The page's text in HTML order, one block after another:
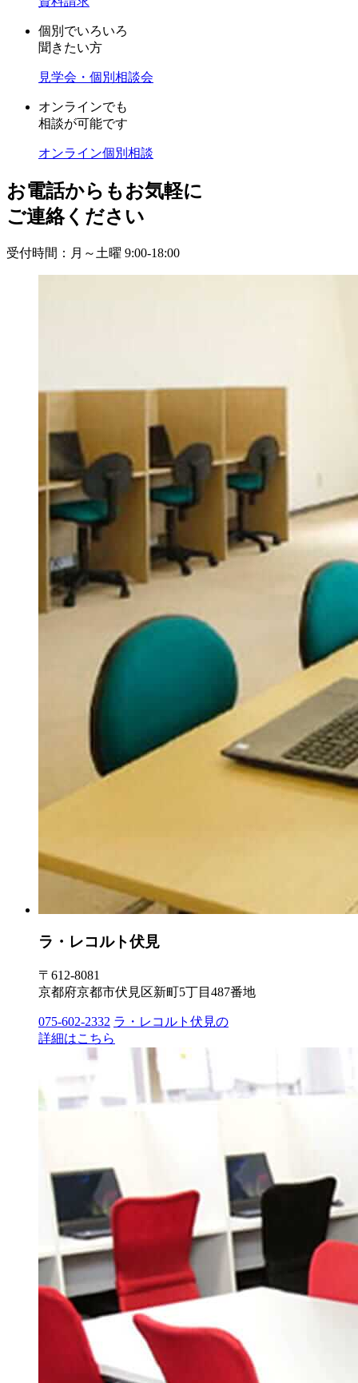
個別でいろいろ
聞きたい方
見学会・個別相談会
オンラインでも
相談が可能です
オンライン個別相談
お電話からもお気軽に
ご連絡ください
受付時間：月～土曜 9:00-18:00
ラ・レコルト伏見
〒612-8081
京都府京都市伏見区新町5丁目487番地
075-602-2332 ラ・レコルト伏見の
詳細はこちら